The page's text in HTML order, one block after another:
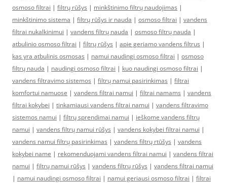
osmoso filtrai | filtrų rūšys | minkštinimo filtrų naudojimas |
minkštinimo sistema | filtrų rūšys ir nauda | osmoso filtrai | vandens
filtrai nukalkinimui | vandens filtrų nauda | osmoso filtrų nauda |
atbulinio osmoso filtrai | filtrų rūšys | apie geriamo vandens filtrus |
kas yra atbulinis osmosas | namui naudingi osmoso filtrai | osmoso
filtrų nauda | naudingi osmoso filtrai | kuo naudingi osmoso filtrai |
vandens filtravimo sistemos | filtrų namui pasirinkimas | filtrai
komfortui namuose | vandens filtrai namui | filtrai namams | vandens
filtrai kokybei | tinkamiausi vandens filtrai namui | vandens filtravimo
sistemos namui | filtrų sprendimai namui | ieškome vandens filtrų
namui | vandens filtrų namui rūšys | vandens kokybei filtrai namui |
vandens namui filtrų pasirinkimas | vandens filtrų rtūšys | vandens
kokybei name | rekomenduojami vandens filtrai namui | vandens filtrai
namui | filtrų namui rūšys | vandens filtrų rūšys | vandens filtrai namui
| namui naudingi osmoso filtrai | namui geriausi osmoso filtrai | filtrai